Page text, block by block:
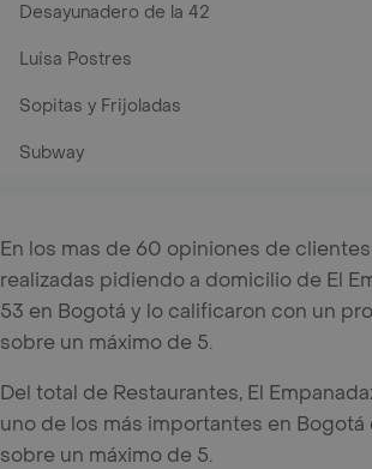
Desayunadero de la 42
Luisa Postres
Sopitas y Frijoladas
Subway
En los mas de 60 opiniones de
realizadas pidiendo a domicilio de El
53 en Bogotá y lo calificaron con un
sobre un máximo de 5.
Del total de Restaurantes, El
uno de los más importantes en
sobre un máximo de 5.